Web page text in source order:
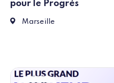
pour le Progrès
1 Esp. J4, 13002 Marseille
Marseille